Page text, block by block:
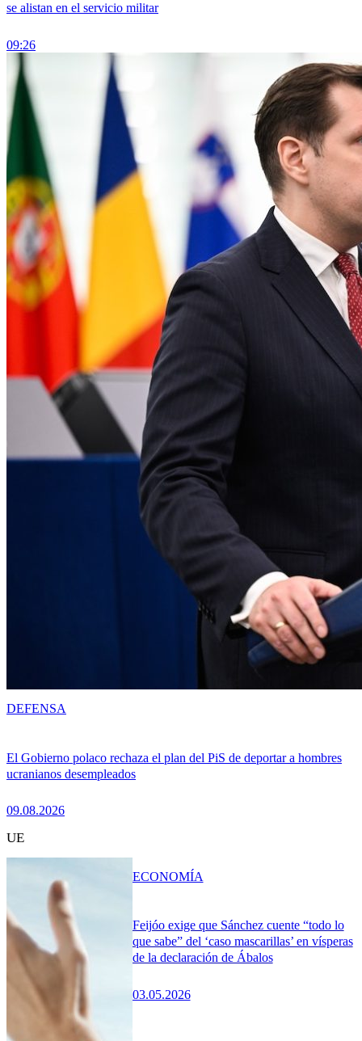
se alistan en el servicio militar
09:26
El Gobierno polaco rechaza el plan del PiS de deportar a hombres
ucranianos desempleados
09.08.2026
DEFENSA
UE
Feijóo exige que Sánchez cuente “todo lo
que sabe” del ‘caso mascarillas’ en vísperas
de la declaración de Ábalos
03.05.2026
ECONOMÍA